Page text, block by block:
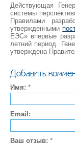
Действующая
системы
Правилами
утвержденными
ЕЭС» впервые
летний период.
утверждена
Добавить
Имя: *
Email:
Ваш отзыв: *